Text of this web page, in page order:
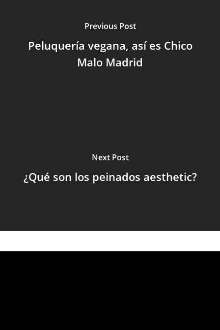
Previous Post
Peluquería vegana, así es Chico
Malo Madrid
Next Post
¿Qué son los peinados aesthetic?